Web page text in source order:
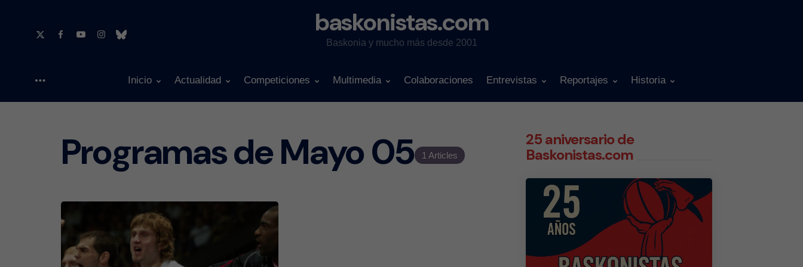
baskonistas.com
Baskonia y mucho más desde 2001
Inicio Actualidad Competiciones Multimedia Colaboraciones Entrevistas Reportajes Historia
1 Articles
Programas de Mayo 05
25 aniversario de
Baskonistas.com